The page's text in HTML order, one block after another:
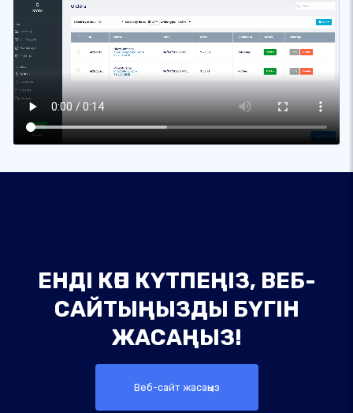
ЕНДІ КӨП КҮТПЕҢІЗ, ВЕБ-
САЙТЫҢЫЗДЫ БҮГІН
ЖАСАҢЫЗ!
Веб-сайт жасаңыз